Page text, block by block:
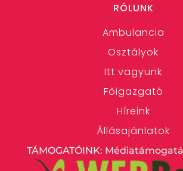
RÓLUNK
Ambulancia
Osztályok
Itt vagyunk
Főigazgató
Híreink
Állásajánlatok
TÁMOGATÓINK: